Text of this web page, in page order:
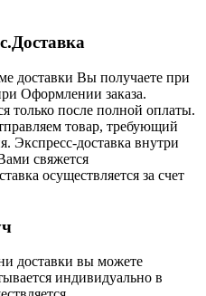
доставки Вы получаете при
Оформлении заказа.
только после полной оплаты.
товар, требующий
Экспресс-доставка внутри
свяжется
осуществляется за счет
доставки вы можете
индивидуально в